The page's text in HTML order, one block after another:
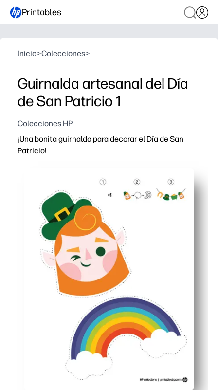
Printables
Inicio>Colecciones>
Guirnalda artesanal del Día
de San Patricio 1
Colecciones HP
¡Una bonita guirnalda para decorar el Día de San
Patricio!